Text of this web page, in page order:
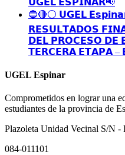
🔵🔴⚪️ 𝗨𝗚𝗘𝗟
𝗥𝗘𝗦𝗨𝗟𝗧𝗔𝗗𝗢𝗦
𝗗𝗘𝗟 𝗣𝗥𝗢𝗖𝗘𝗦𝗢 𝗗𝗘
𝗧𝗘𝗥𝗖𝗘𝗥𝗔 𝗘𝗧𝗔𝗣𝗔 –
UGEL Espinar
Comprometidos en lograr una
estudiantes de la provincia de
Plazoleta Unidad Vecinal S/N -
084-011101